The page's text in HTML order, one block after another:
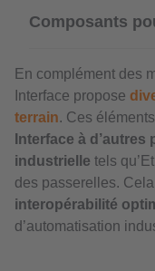
Composants
En complément des
Interface propose
terrain. Ces
Interface à
industrielle tels
des passerelles.
interopérabilité
d’automatisation